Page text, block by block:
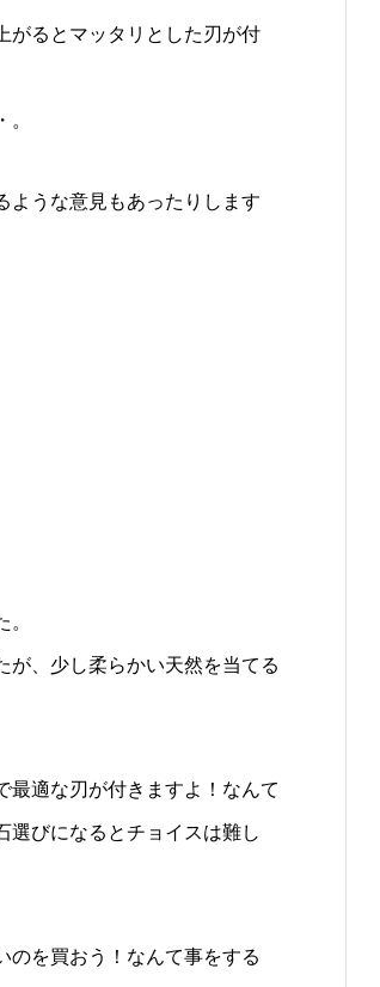
がるとマッタリとした刃が付
ような意見もあったりします
が、少し柔らかい天然を当てる
最適な刃が付きますよ！なんて
選びになるとチョイスは難し
のを買おう！なんて事をする